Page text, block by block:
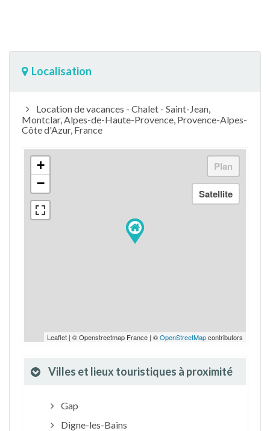
Localisation
Location de vacances - Chalet - Saint-Jean,
Montclar, Alpes-de-Haute-Provence, Provence-Alpes-
Côte d'Azur, France
+
−
Leaflet | © Openstreetmap France | ©OpenStreetMapcontributors
Villes et lieux touristiques à proximité
Gap
Digne-les-Bains